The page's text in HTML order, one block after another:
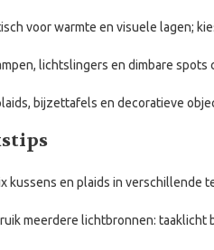
voor warmte en visuele lagen;
lichtslingers en dimbare spots
bijzettafels en decoratieve
kussens en plaids in verschillende
meerdere lichtbronnen: taaklicht